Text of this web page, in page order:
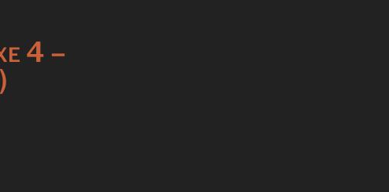
4 –